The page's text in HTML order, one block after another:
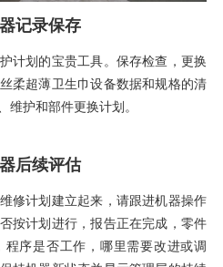
记录保存
计划的宝贵工具。保存检查，更换
柔超薄卫生巾设备数据和规格的清
维护和部件更换计划。
后续评估
修计划建立起来，请跟进机器操作
按计划进行，报告正在完成，零件
序是否工作，哪里需要改进或调